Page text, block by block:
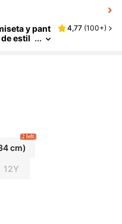
y pant
estil
4,77 (100+)
cm)
2 left
12Y